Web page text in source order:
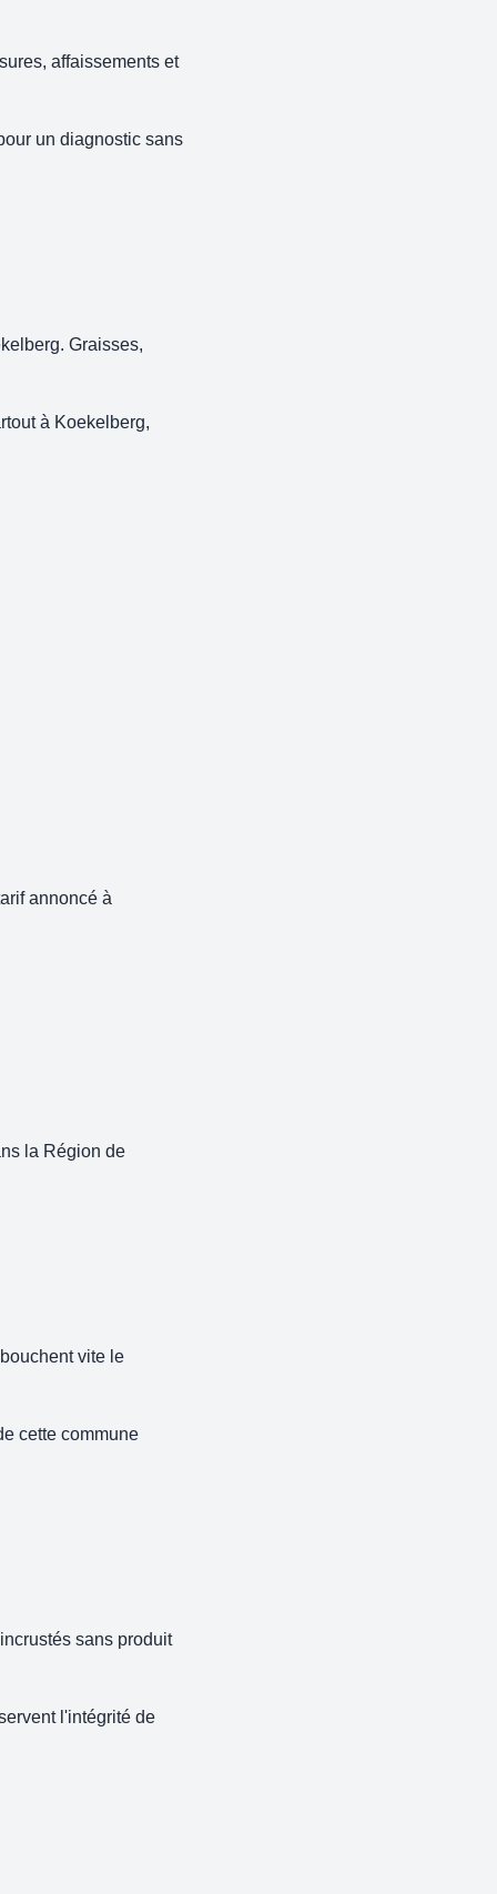
affaissements et
un diagnostic sans
Graisses,
à Koekelberg,
annoncé à
la Région de
vite le
cette commune
sans produit
l'intégrité de